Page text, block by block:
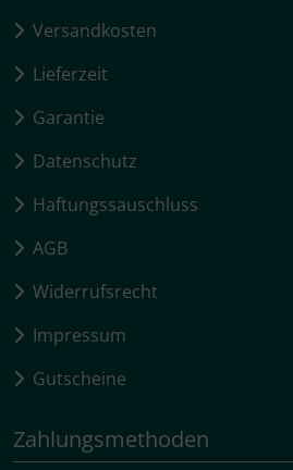
Versandkosten
Lieferzeit
Garantie
Datenschutz
Haftungssauschluss
AGB
Widerrufsrecht
Impressum
Gutscheine
Zahlungsmethoden